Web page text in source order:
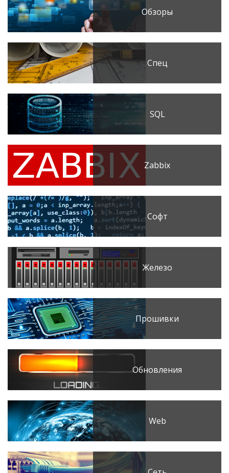
Обзоры
Спец
SQL
Zabbix
Софт
Железо
Прошивки
Обновления
Web